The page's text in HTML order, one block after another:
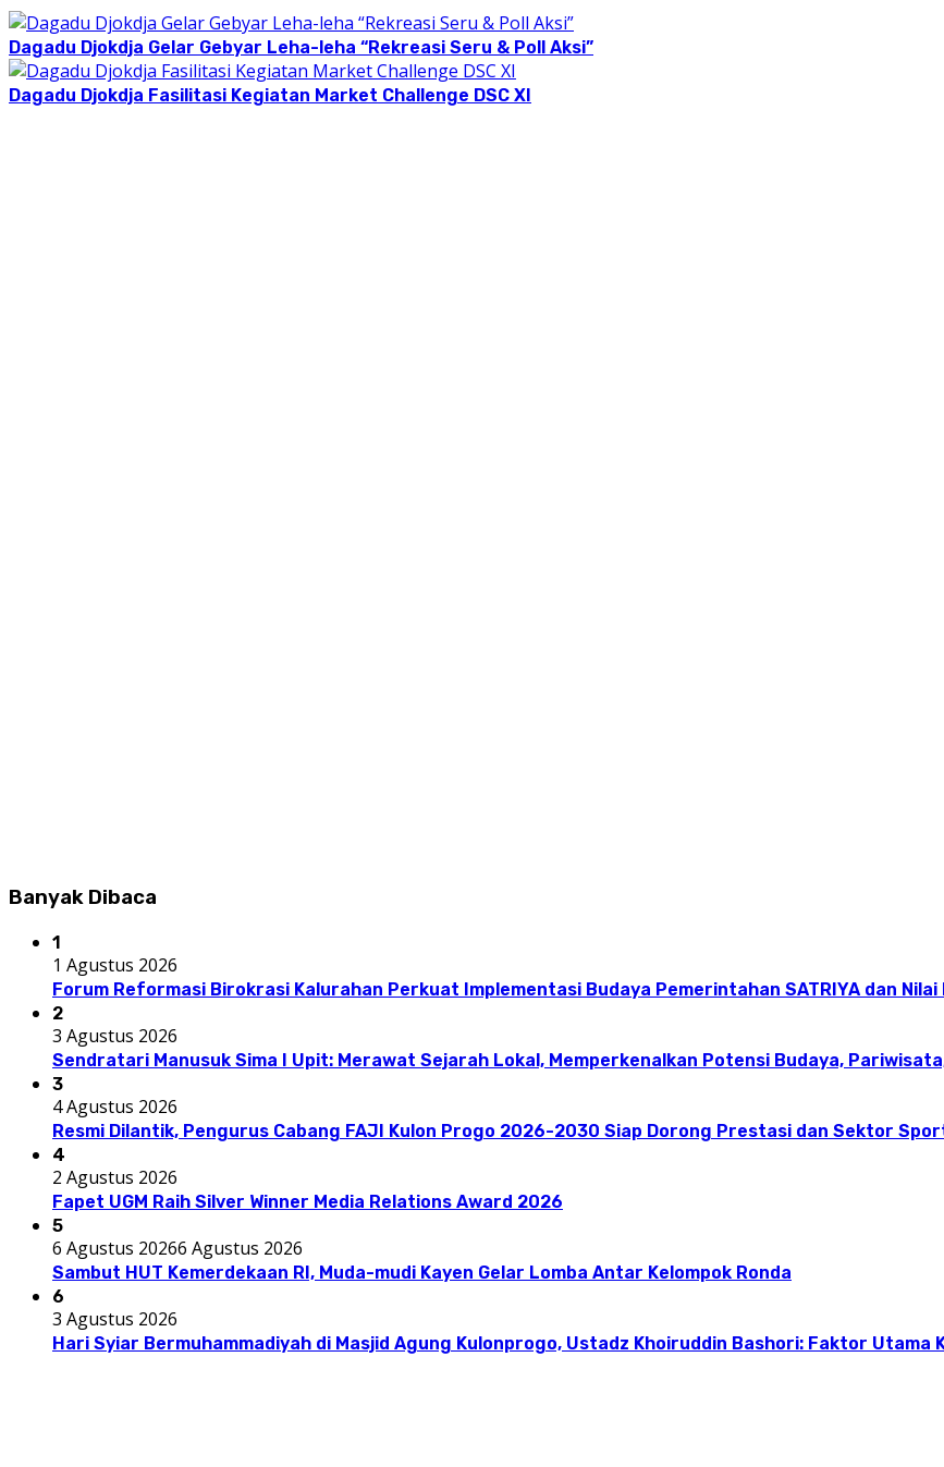
Dagadu Djokdja Gelar Gebyar Leha-leha “Rekreasi Seru & Poll Aksi”
Dagadu Djokdja Fasilitasi Kegiatan Market Challenge DSC XI
Banyak Dibaca
1
1 Agustus 2026
Forum Reformasi Birokrasi Kalurahan Perkuat Implementasi Budaya Pemerintahan SATRIYA dan Nilai
2
3 Agustus 2026
Sendratari Manusuk Sima I Upit: Merawat Sejarah Lokal, Memperkenalkan Potensi Budaya,
3
4 Agustus 2026
Resmi Dilantik, Pengurus Cabang FAJI Kulon Progo 2026-2030 Siap Dorong Prestasi dan Sektor
4
2 Agustus 2026
Fapet UGM Raih Silver Winner Media Relations Award 2026
5
6 Agustus 20266 Agustus 2026
Sambut HUT Kemerdekaan RI, Muda-mudi Kayen Gelar Lomba Antar Kelompok Ronda
6
3 Agustus 2026
Hari Syiar Bermuhammadiyah di Masjid Agung Kulonprogo, Ustadz Khoiruddin Bashori: Faktor Utama